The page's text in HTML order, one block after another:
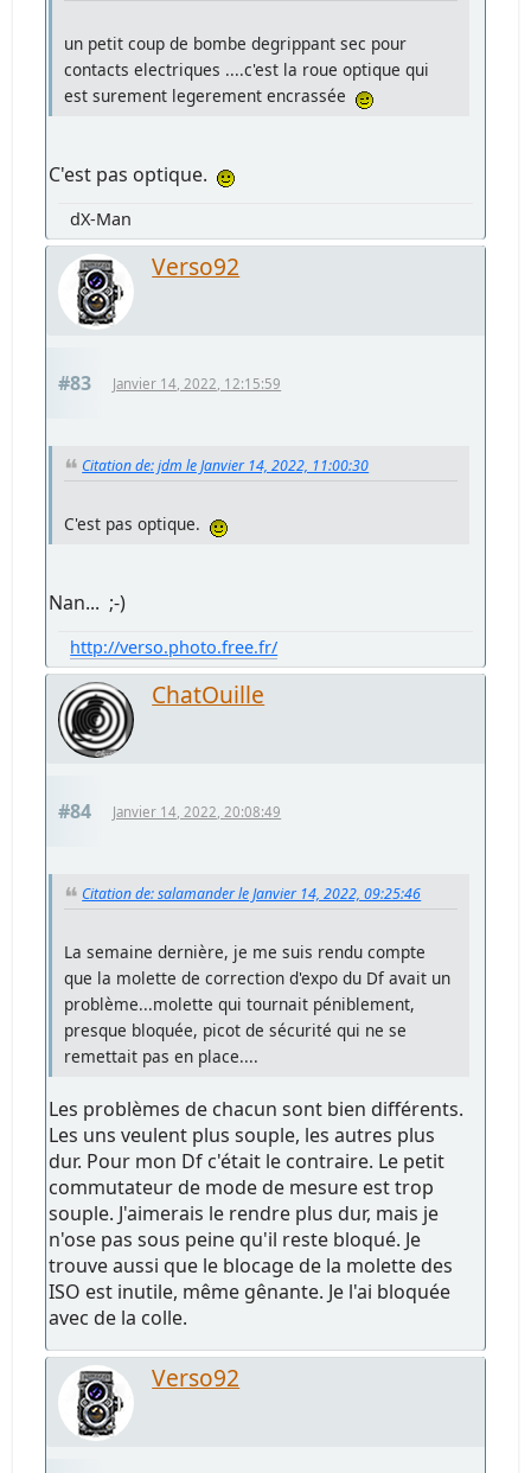
un petit coup de bombe degrippant sec pour
contacts electriques ....c'est la roue optique qui
est surement legerement encrassée
C'est pas optique.
dX-Man
Verso92
#83 Janvier 14, 2022, 12:15:59
Citation de: jdm le Janvier 14, 2022, 11:00:30
C'est pas optique.
Nan... ;-)
http://verso.photo.free.fr/
ChatOuille
#84 Janvier 14, 2022, 20:08:49
Citation de: salamander le Janvier 14, 2022, 09:25:46
La semaine dernière, je me suis rendu compte
que la molette de correction d'expo du Df avait un
problème...molette qui tournait péniblement,
presque bloquée, picot de sécurité qui ne se
remettait pas en place....
Les problèmes de chacun sont bien différents.
Les uns veulent plus souple, les autres plus
dur. Pour mon Df c'était le contraire. Le petit
commutateur de mode de mesure est trop
souple. J'aimerais le rendre plus dur, mais je
n'ose pas sous peine qu'il reste bloqué. Je
trouve aussi que le blocage de la molette des
ISO est inutile, même gênante. Je l'ai bloquée
avec de la colle.
Verso92